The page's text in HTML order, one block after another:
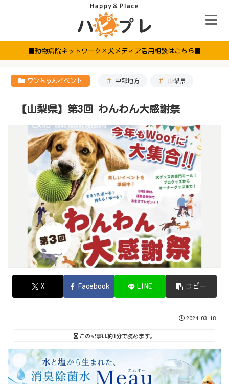
■動物病院ネットワーク×犬メディア活用相談はこちら■
ワンちゃんイベント 中部地方 山梨県
【山梨県】第3回 わんわん大感謝祭
X Facebook LINE コピー
2024.03.18
この記事は約1分で読めます。